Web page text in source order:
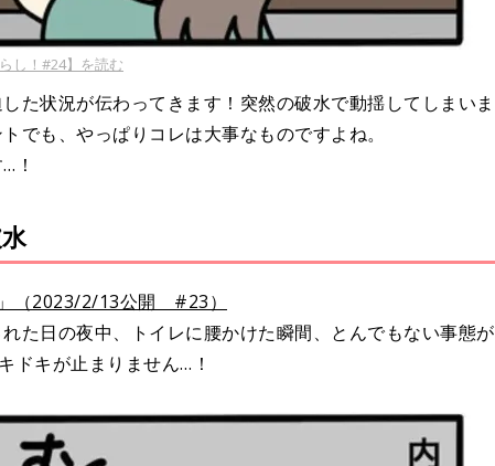
し！#24】を読む
た状況が伝わってきます！突然の破水で動揺してしまいま
でも、やっぱりコレは大事なものですよね。
！
」（2023/2/13公開 #23）
た日の夜中、トイレに腰かけた瞬間、とんでもない事態が
ドキが止まりません…！